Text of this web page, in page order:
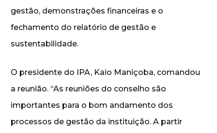
gestão, demonstrações financeiras e o
fechamento do relatório de gestão e
sustentabilidade.
O presidente do IPA, Kaio Maniçoba, comandou
a reunião. “As reuniões do conselho são
importantes para o bom andamento dos
processos de gestão da instituição. A partir